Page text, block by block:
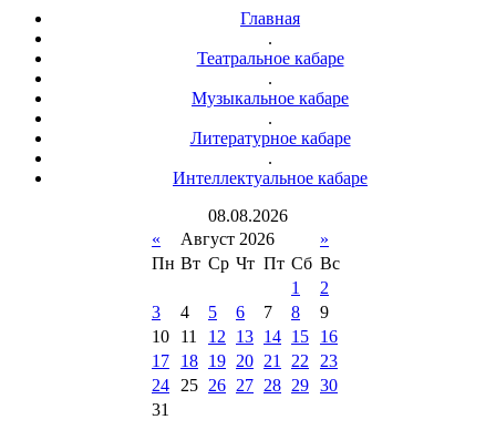
Главная
.
Театральное кабаре
.
Музыкальное кабаре
.
Литературное кабаре
.
Интеллектуальное кабаре
08.08.2026
«
Август 2026
»
Пн Вт Ср Чт Пт Сб Вс
1
2
3
4 5 6 7 8
9
10
11 12 13 14 15
16
17
18 19 20 21 22
23
24
25 26 27 28 29 30
31